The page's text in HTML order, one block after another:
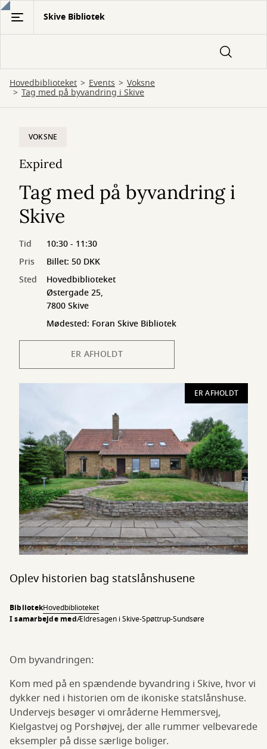
Gå
hovedindhold
Skive Bibliotek
Hovedbiblioteket Events Voksne
Tag med på byvandring i Skive
ER AFHOLDT
VOKSNE
Expired
Tag med på byvandring i
Skive
Tid
10:30 - 11:30
Pris
Billet: 50 DKK
Sted
Hovedbiblioteket
Østergade 25,
7800 Skive
Mødested: Foran Skive Bibliotek
ER AFHOLDT
Oplev historien bag statslånshusene
BibliotekHovedbiblioteket
I samarbejde medÆldresagen i Skive-Spøttrup-Sundsøre
Om byvandringen:
Kom med på en spændende byvandring i Skive, hvor vi
dykker ned i historien om de ikoniske statslånshuse.
Undervejs besøger vi områderne Hemmersvej,
Kielgastvej og Porshøjvej, der alle rummer velbevarede
eksempler på disse særlige boliger.